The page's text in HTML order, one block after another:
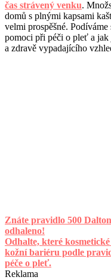
čas strávený venku.
domů s plnými kapsami
velmi prospěšné.
pomoci při péči o pleť a jak
a zdravě vypadajícího
Znáte pravidlo 500
odhaleno!
Odhalte, které
kožní bariéru podle
péče o pleť.
Reklama